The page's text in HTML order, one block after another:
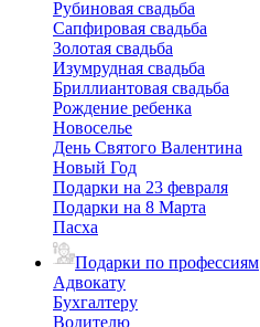
Рубиновая свадьба
Сапфировая свадьба
Золотая свадьба
Изумрудная свадьба
Бриллиантовая свадьба
Рождение ребенка
Новоселье
День Святого Валентина
Новый Год
Подарки на 23 февраля
Подарки на 8 Марта
Пасха
Подарки по профессиям
Адвокату
Бухгалтеру
Водителю